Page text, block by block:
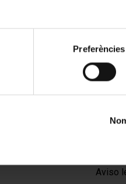
Preferències
de Andalucía: estrategias
gestión y difusión
de costa y tasas de erosión a
largo plazo para las playas
José Ojeda Zújar
MENÚ
Aviso